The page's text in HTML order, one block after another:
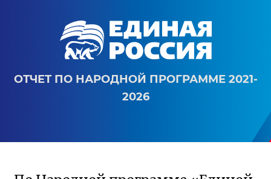
ОТЧЕТ ПО НАРОДНОЙ ПРОГРАММЕ 2021-
2026